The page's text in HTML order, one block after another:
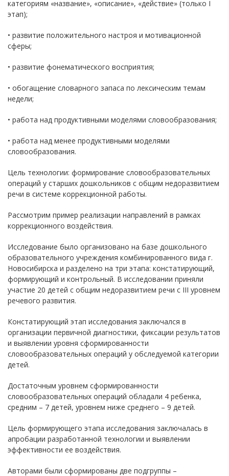
категориям «название», «описание», «действие» (только I
этап);
• развитие положительного настроя и мотивационной
сферы;
• развитие фонематического восприятия;
• обогащение словарного запаса по лексическим темам
недели;
• работа над продуктивными моделями словообразования;
• работа над менее продуктивными моделями
словообразования.
Цель технологии: формирование словообразовательных
операций у старших дошкольников с общим недоразвитием
речи в системе коррекционной работы.
Рассмотрим пример реализации направлений в рамках
коррекционного воздействия.
Исследование было организовано на базе дошкольного
образовательного учреждения комбинированного вида г.
Новосибирска и разделено на три этапа: констатирующий,
формирующий и контрольный. В исследовании приняли
участие 20 детей с общим недоразвитием речи с III уровнем
речевого развития.
Констатирующий этап исследования заключался в
организации первичной диагностики, фиксации результатов
и выявлении уровня сформированности
словообразовательных операций у обследуемой категории
детей.
Достаточным уровнем сформированности
словообразовательных операций обладали 4 ребенка,
средним – 7 детей, уровнем ниже среднего – 9 детей.
Цель формирующего этапа исследования заключалась в
апробации разработанной технологии и выявлении
эффективности ее воздействия.
Авторами были сформированы две подгруппы –